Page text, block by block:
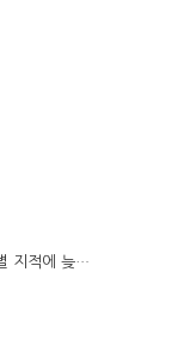
지적에 늦…